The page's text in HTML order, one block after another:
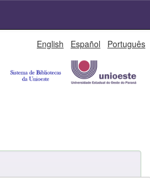
English Español Português